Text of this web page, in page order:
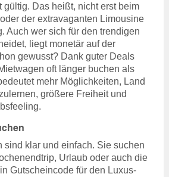
gültig. Das heißt, nicht erst beim
der extravaganten Limousine
Auch wer sich für den trendigen
liegt monetär auf der
gewusst? Dank guter Deals
oft länger buchen als
mehr Möglichkeiten, Land
größere Freiheit und
sind klar und einfach. Sie suchen
Urlaub oder auch die
Gutscheincode für den Luxus-